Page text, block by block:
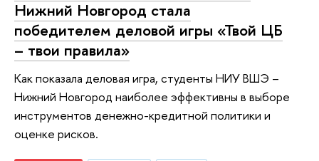
Нижний Новгород стала
победителем деловой игры «Твой ЦБ
– твои правила»
Как показала деловая игра, студенты НИУ ВШЭ –
Нижний Новгород наиболее эффективны в выборе
инструментов денежно-кредитной политики и
оценке рисков.